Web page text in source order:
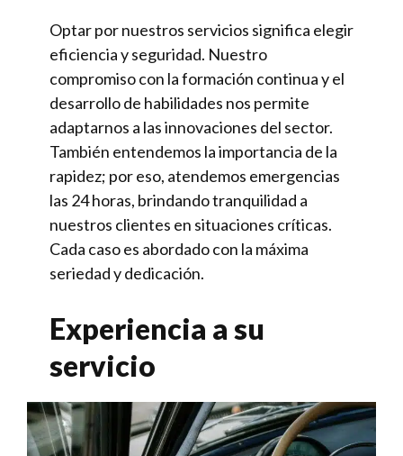
Optar por nuestros servicios significa elegir
eficiencia y seguridad. Nuestro
compromiso con la formación continua y el
desarrollo de habilidades nos permite
adaptarnos a las innovaciones del sector.
También entendemos la importancia de la
rapidez; por eso, atendemos emergencias
las 24 horas, brindando tranquilidad a
nuestros clientes en situaciones críticas.
Cada caso es abordado con la máxima
seriedad y dedicación.
Experiencia a su
servicio